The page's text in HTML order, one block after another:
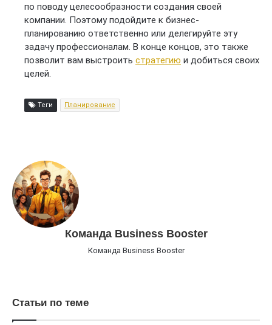
по поводу целесообразности создания своей
компании. Поэтому подойдите к бизнес-
планированию ответственно или делегируйте эту
задачу профессионалам. В конце концов, это также
позволит вам выстроить стратегию и добиться своих
целей.
Теги Планирование
Команда Business Booster
Команда Business Booster
Статьи по теме